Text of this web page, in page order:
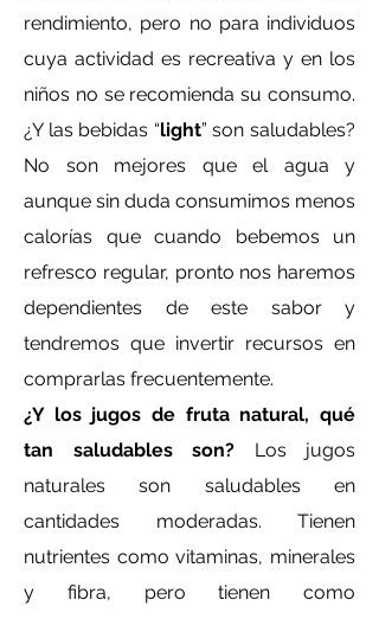
rendimiento, pero no para individuos
cuya actividad es recreativa y en los
niños no se recomienda su consumo.
¿Y las bebidas “light” son saludables?
No son mejores que el agua y
aunque sin duda consumimos menos
calorías que cuando bebemos un
refresco regular, pronto nos haremos
dependientes de este sabor y
tendremos que invertir recursos en
comprarlas frecuentemente.
¿Y los jugos de fruta natural, qué
tan saludables son? Los jugos
naturales son saludables en
cantidades moderadas. Tienen
nutrientes como vitaminas, minerales
y fibra, pero tienen como